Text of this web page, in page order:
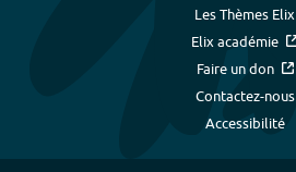
Les Thèmes Elix
Elix académie
Faire un don
Contactez-nous
Accessibilité